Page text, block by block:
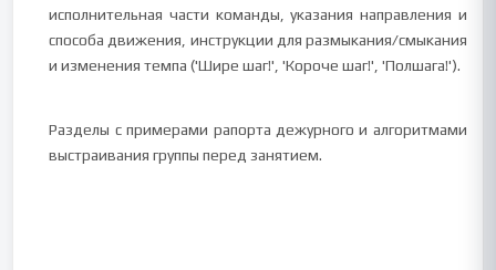
исполнительная части команды, указания направления и
способа движения, инструкции для размыкания/смыкания
и изменения темпа ('Шире шаг!', 'Короче шаг!', 'Полшага!').
Разделы с примерами рапорта дежурного и алгоритмами
выстраивания группы перед занятием.